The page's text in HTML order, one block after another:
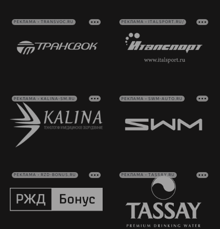
РЕКЛАМА • TRANSVOC.RU РЕКЛАМА • ITALSPORT.RU/
РЕКЛАМА • KALINA-SM.RU РЕКЛАМА • SWM-AUTO.RU
РЕКЛАМА • RZD-BONUS.RU РЕКЛАМА • TASSAY.RU